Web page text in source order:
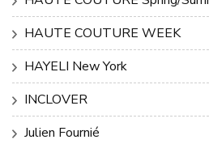
HAUTE COUTURE WEEK
HAYELI New York
INCLOVER
Julien Fournié